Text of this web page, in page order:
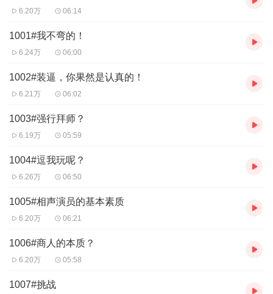
6.20万 06:14
1001#我不弯的！
6.24万 06:00
1002#装逼，你果然是认真的！
6.21万 06:02
1003#强行拜师？
6.19万 05:59
1004#逗我玩呢？
6.26万 06:50
1005#相声演员的基本素质
6.20万 06:21
1006#商人的本质？
6.20万 05:58
1007#挑战